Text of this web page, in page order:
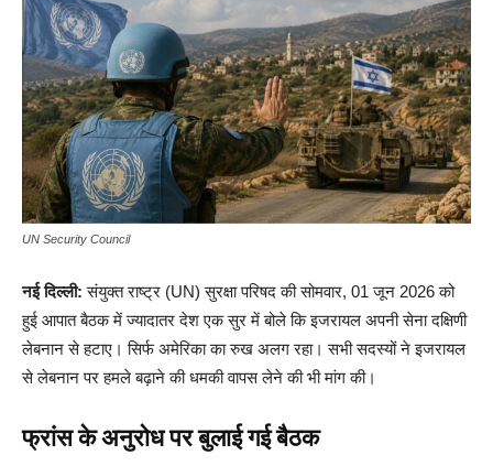
UN Security Council
नई दिल्ली: संयुक्त राष्ट्र (UN) सुरक्षा परिषद की सोमवार, 01 जून 2026 को
हुई आपात बैठक में ज्यादातर देश एक सुर में बोले कि इजरायल अपनी सेना दक्षिणी
लेबनान से हटाए। सिर्फ अमेरिका का रुख अलग रहा। सभी सदस्यों ने इजरायल
से लेबनान पर हमले बढ़ाने की धमकी वापस लेने की भी मांग की।
फ्रांस के अनुरोध पर बुलाई गई बैठक